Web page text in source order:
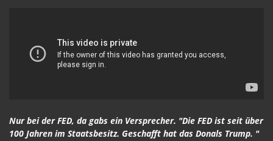
Nur bei der FED, da gabs ein Versprecher. "Die FED ist seit über
100 Jahren im Staatsbesitz. Geschafft hat das Donals Trump. "